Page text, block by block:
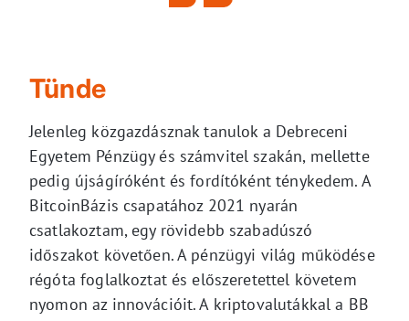
Tünde
Jelenleg közgazdásznak tanulok a Debreceni
Egyetem Pénzügy és számvitel szakán, mellette
pedig újságíróként és fordítóként ténykedem. A
BitcoinBázis csapatához 2021 nyarán
csatlakoztam, egy rövidebb szabadúszó
időszakot követően. A pénzügyi világ működése
régóta foglalkoztat és előszeretettel követem
nyomon az innovációit. A kriptovalutákkal a BB